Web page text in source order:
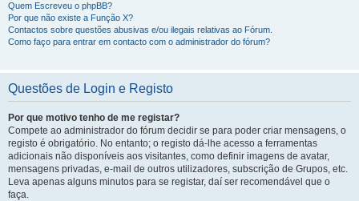
Quem Escreveu o phpBB?
Por que não existe a Função X?
Contactos sobre questões abusivas e/ou ilegais relativas ao Fórum.
Como faço para entrar em contacto com o administrador do fórum?
Questões de Login e Registo
Por que motivo tenho de me registar?
Compete ao administrador do fórum decidir se para poder criar mensagens, o
registo é obrigatório. No entanto; o registo dá-lhe acesso a ferramentas
adicionais não disponíveis aos visitantes, como definir imagens de avatar,
mensagens privadas, e-mail de outros utilizadores, subscrição de Grupos, etc.
Leva apenas alguns minutos para se registar, daí ser recomendável que o
faça.